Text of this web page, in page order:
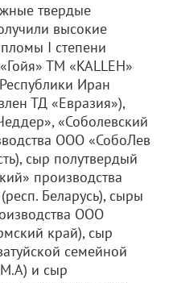
твердые
высокие
I степени
ТМ «KALLEH»
Иран
ТД «Евразия»),
«Соболевский
ООО «СобоЛев
сыр полутвердый
производства
(респ. Беларусь), сыры
ООО
край), сыр
семейной
и сыр